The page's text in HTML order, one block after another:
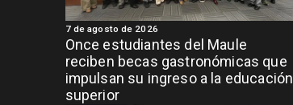
Once estudiantes del Maule
reciben becas gastronómicas que
impulsan su ingreso a la educación
superior
7 de agosto de 2026